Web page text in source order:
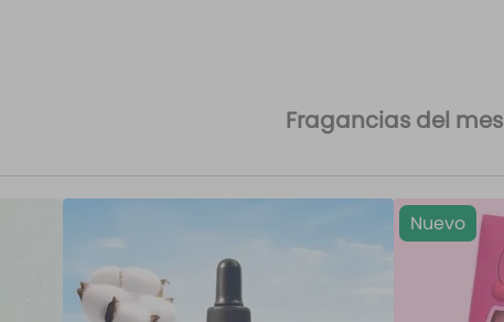
Fragancias del mes
Nuevo